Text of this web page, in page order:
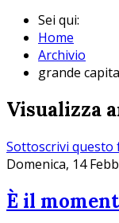
Sei qui:
Home
Archivio
grande
Visualizza
Sottoscrivi questo
Domenica, 14
È il